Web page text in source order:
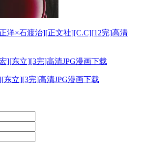
洋×石渡治][正文社][C.C][12完]高清
立][3完]高清JPG漫画下载